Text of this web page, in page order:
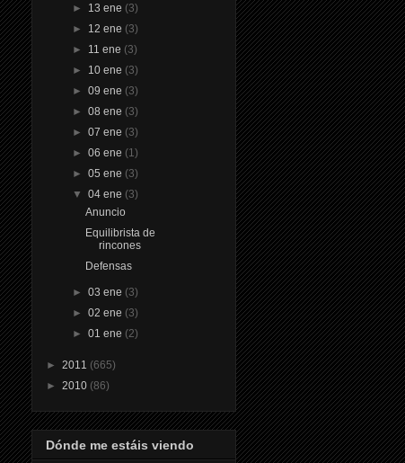
► 13 ene (3)
► 12 ene (3)
► 11 ene (3)
► 10 ene (3)
► 09 ene (3)
► 08 ene (3)
► 07 ene (3)
► 06 ene (1)
► 05 ene (3)
▼ 04 ene (3)
Anuncio
Equilibrista de
rincones
Defensas
► 03 ene (3)
► 02 ene (3)
► 01 ene (2)
► 2011 (665)
► 2010 (86)
Dónde me estáis viendo